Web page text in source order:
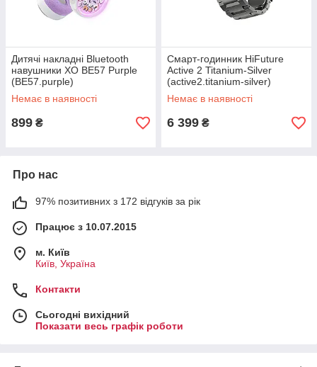
Дитячі накладні Bluetooth
навушники XO BE57 Purple
(BE57.purple)
Немає в наявності
899 ₴
Смарт-годинник HiFuture
Active 2 Titanium-Silver
(active2.titanium-silver)
Немає в наявності
6 399 ₴
Про нас
97% позитивних з 172 відгуків за рік
Працює з 10.07.2015
м. Київ
Київ, Україна
Контакти
Сьогодні вихідний
Показати весь графік роботи